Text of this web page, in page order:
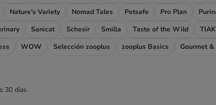
Nature's Variety Nomad Tales Petsafe Pro Plan
Sanicat Schesir Smilla Taste of the Wild
WOW Selección zooplus zooplus Basics Gourmet
30 días.